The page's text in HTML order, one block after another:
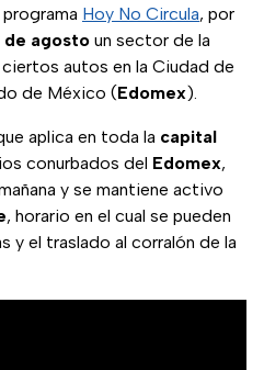
Hoy No Circula, por
de agosto un sector de la
autos en la Ciudad de
de México (Edomex).
aplica en toda la capital
conurbados del Edomex,
y se mantiene activo
, horario en el cual se pueden
y el traslado al corralón de la